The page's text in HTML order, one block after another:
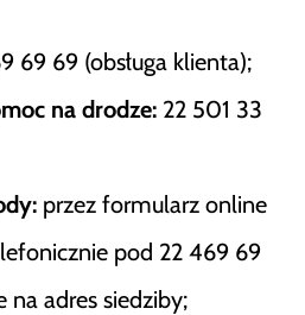
69 69 (obsługa klienta);
na drodze: 22 501 33
przez formularz online
pod 22 469 69
na adres siedziby;